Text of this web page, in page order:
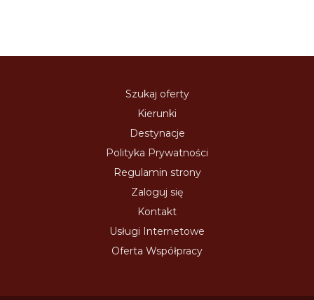
Szukaj oferty
Kierunki
Destynacje
Polityka Prywatności
Regulamin strony
Zaloguj się
Kontakt
Usługi Internetowe
Oferta Współpracy